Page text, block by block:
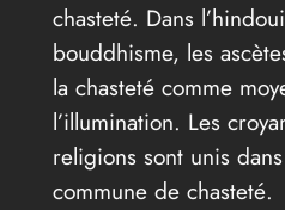
chasteté. Dans
bouddhisme, les
la chasteté comme
l’illumination. Les
religions sont unis
commune de chasteté.